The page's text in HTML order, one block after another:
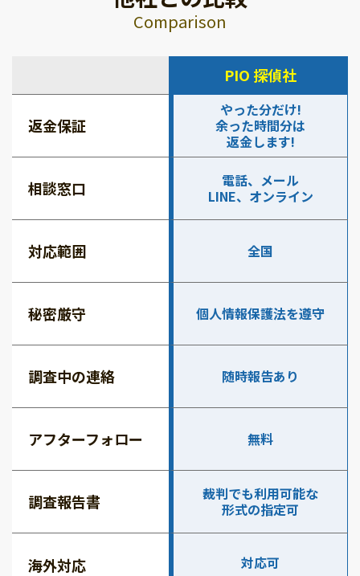
Comparison
PIO 探偵社
返金保証
やった分だけ!
余った時間分は
返金します!
相談窓口
電話、メール
LINE、オンライン
対応範囲 全国
秘密厳守 個人情報保護法を遵守
調査中の連絡 随時報告あり
アフターフォロー 無料
調査報告書
裁判でも利用可能な
形式の指定可
海外対応 対応可